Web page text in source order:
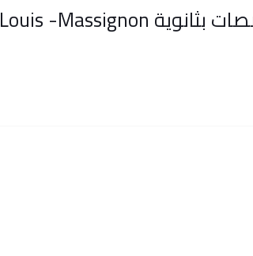
إعلان عن توظيف أساتذة في عدة تخصصات بثانوية Louis -Massignon